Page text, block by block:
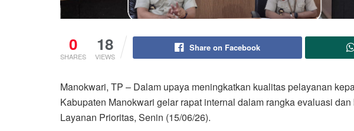
0
SHARES
18
VIEWS
Share on Facebook
Manokwari, TP – Dalam upaya meningkatkan kualitas pelayanan
Kabupaten Manokwari gelar rapat internal dalam rangka evaluasi
Layanan Prioritas, Senin (15/06/26).